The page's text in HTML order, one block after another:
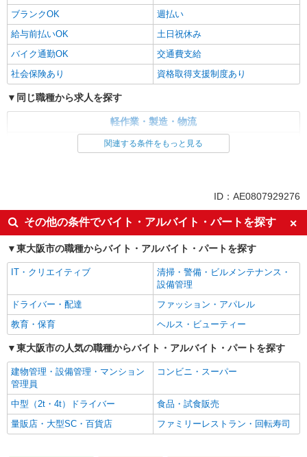
ブランクOK
週払い
給与前払いOK
土日祝休み
バイク通勤OK
交通費支給
社会保険あり
資格取得支援制度あり
同じ職種から求人を探す
軽作業・製造・物流
社会保険あり
関連する条件をもっと見る
ID：AE0807929276
その他の条件でバイト・アルバイト・パートを探す
東大阪市の職種からバイト・アルバイト・パートを探す
IT・クリエイティブ
清掃・警備・ビルメンテナンス・
設備管理
ドライバー・配達
ファッション・アパレル
教育・保育
ヘルス・ビューティー
東大阪市の人気の職種からバイト・アルバイト・パートを探す
建物管理・設備管理・マンション
管理員
コンビニ・スーパー
中型（2t・4t）ドライバー
食品・試食販売
量販店・大型SC・百貨店
ファミリーレストラン・回転寿司